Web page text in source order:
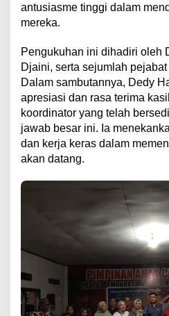
antusiasme tinggi dalam
mereka.
Pengukuhan ini dihadiri oleh
Djaini, serta sejumlah
Dalam sambutannya, Dedy
apresiasi dan rasa terima
koordinator yang telah
jawab besar ini. Ia
dan kerja keras dalam
akan datang.